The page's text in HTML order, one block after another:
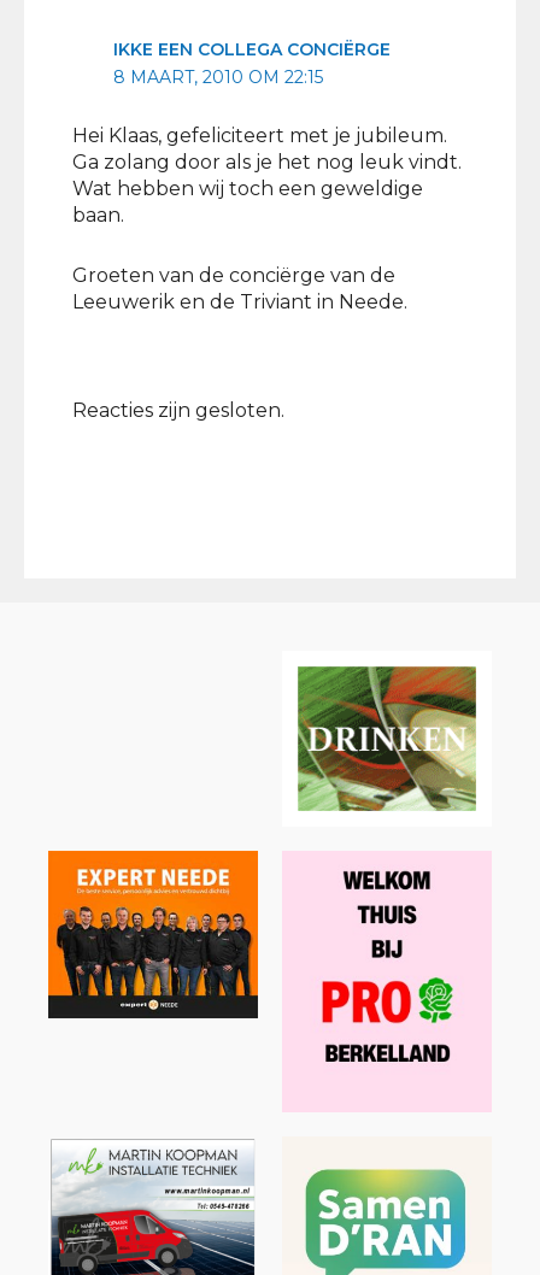
IKKE EEN COLLEGA CONCIËRGE
8 MAART, 2010 OM 22:15
Hei Klaas, gefeliciteert met je jubileum.
Ga zolang door als je het nog leuk vindt.
Wat hebben wij toch een geweldige
baan.
Groeten van de conciërge van de
Leeuwerik en de Triviant in Neede.
Reacties zijn gesloten.